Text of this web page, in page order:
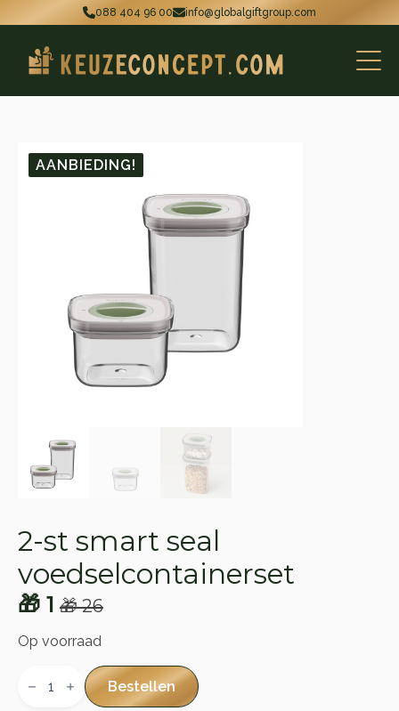
088 404 96 00 info@globalgiftgroup.com
AANBIEDING!
2-st smart seal
voedselcontainerset
🎁26
Oorspronkelijke
prijs
🎁 26.
🎁 1
Huidige
prijs
🎁 1.
Op voorraad
st
Bestellen